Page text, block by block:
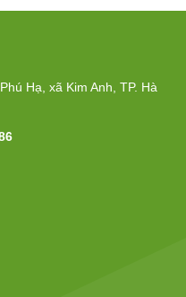
Hạ, xã Kim Anh, TP. Hà